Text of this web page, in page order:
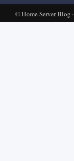
©Home Server Blog